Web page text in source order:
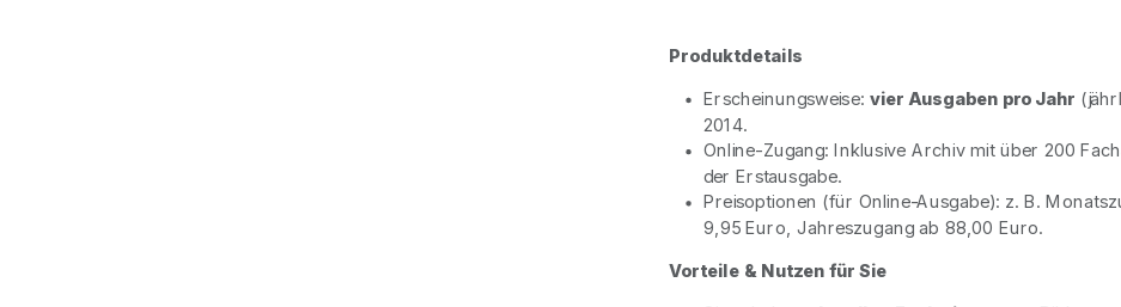
Produktdetails
Erscheinungsweise: vier Ausgaben pro Jahr
2014.
Online-Zugang: Inklusive Archiv mit über 200
der Erstausgabe.
Preisoptionen (für Online-Ausgabe): z. B.
9,95 Euro, Jahreszugang ab 88,00 Euro.
Vorteile & Nutzen für Sie